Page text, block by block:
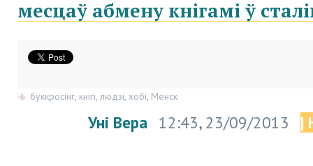
месцаў абмену кнігамі ў
буккросінг кнігі людзі хобі Менск
Уні Вера 12:43, 23/09/2013 |